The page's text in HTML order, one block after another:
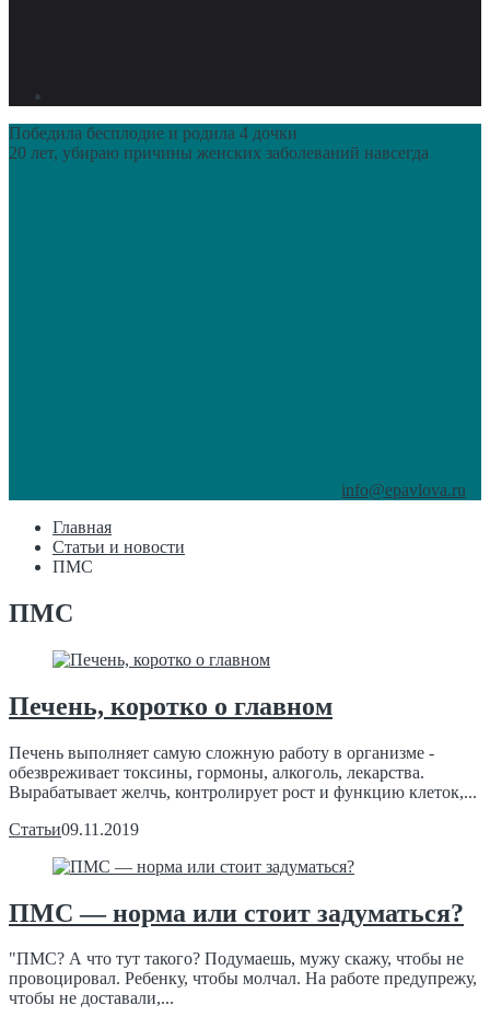
Победила бесплодие и родила 4 дочки
20 лет, убираю причины женских заболеваний навсегда
info@epavlova.ru
Главная
Статьи и новости
ПМС
ПМС
Печень, коротко о главном
Печень выполняет самую сложную работу в организме -
обезвреживает токсины, гормоны, алкоголь, лекарства.
Вырабатывает желчь, контролирует рост и функцию клеток,...
Статьи09.11.2019
ПМС — норма или стоит задуматься?
"ПМС? А что тут такого? Подумаешь, мужу скажу, чтобы не
провоцировал. Ребенку, чтобы молчал. На работе предупрежу,
чтобы не доставали,...